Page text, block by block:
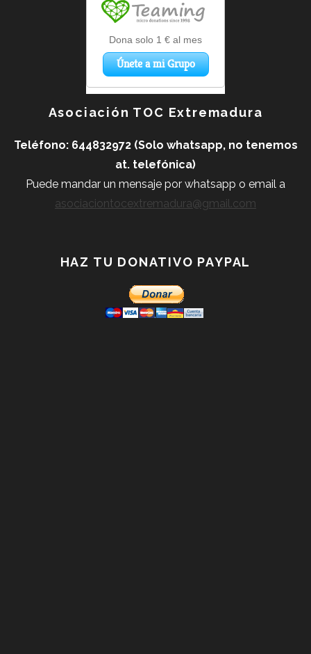
Asociación TOC Extremadura
Teléfono: 644832972 (Solo whatsapp, no tenemos
at. telefónica)
Puede mandar un mensaje por whatsapp o email a
asociaciontocextremadura@gmail.com
HAZ TU DONATIVO PAYPAL